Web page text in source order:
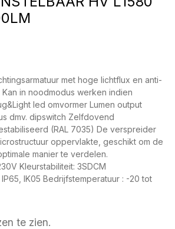
met hoge lichtflux en anti-
in noodmodus werken indien
led omvormer Lumen output
dmv. dipswitch Zelfdovend
(RAL 7035) De verspreider
oppervlakte, geschikt om de
manier te verdelen.
Kleurstabiliteit: 3SDCM
IK05 Bedrijfstemperatuur : -20 tot
te zien.